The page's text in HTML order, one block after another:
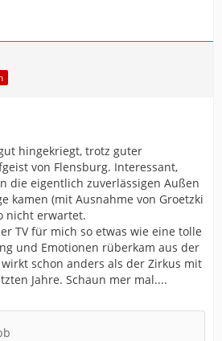
hingekriegt, trotz guter
von Flensburg. Interessant,
die eigentlich zuverlässigen Außen
kamen (mit Ausnahme von Groetzki
nicht erwartet.
TV für mich so etwas wie eine tolle
und Emotionen rüberkam aus der
wirkt schon anders als der Zirkus mit
Jahre. Schaun mer mal....